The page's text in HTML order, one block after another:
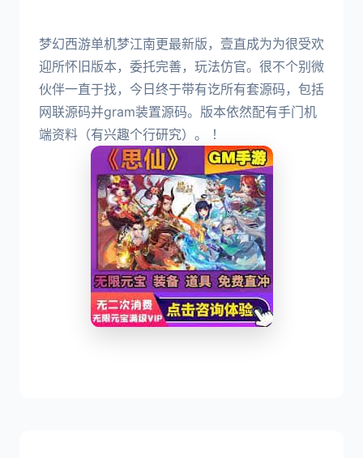
梦幻西游单机梦江南更最新版，壹直成为为很受欢
迎所怀旧版本，委托完善，玩法仿官。很不个别微
伙伴一直于找，今日终于带有讫所有套源码，包括
网联源码并gram装置源码。版本依然配有手门机
端资料（有兴趣个行研究）。 ！